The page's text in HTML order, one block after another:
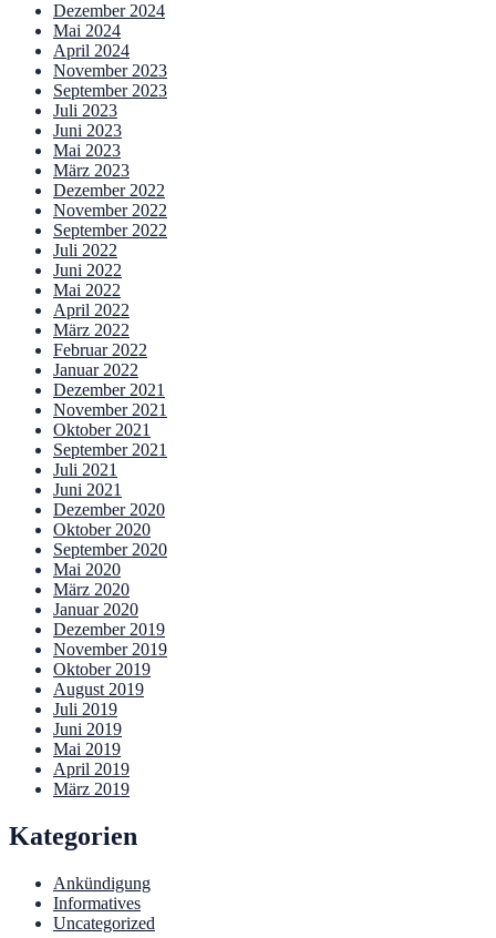
Dezember 2024
Mai 2024
April 2024
November 2023
September 2023
Juli 2023
Juni 2023
Mai 2023
März 2023
Dezember 2022
November 2022
September 2022
Juli 2022
Juni 2022
Mai 2022
April 2022
März 2022
Februar 2022
Januar 2022
Dezember 2021
November 2021
Oktober 2021
September 2021
Juli 2021
Juni 2021
Dezember 2020
Oktober 2020
September 2020
Mai 2020
März 2020
Januar 2020
Dezember 2019
November 2019
Oktober 2019
August 2019
Juli 2019
Juni 2019
Mai 2019
April 2019
März 2019
Kategorien
Ankündigung
Informatives
Uncategorized